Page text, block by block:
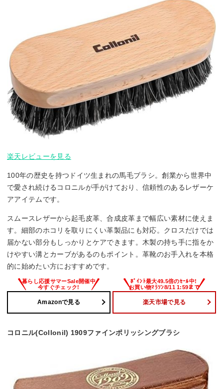
楽天レビューを見る
100年の歴史を持つドイツ生まれの馬毛ブラシ。創業から世界中
で愛され続けるコロニルが手がけており、信頼性のあるレザーケ
アアイテムです。
スムースレザーから起毛皮革、合成皮革まで幅広い素材に使えま
す。細部のホコリを取りにくい革製品にも対応。クロスだけでは
届かない部分もしっかりとケアできます。木製の持ち手に指をか
けやすい溝とカーブがあるのもポイント。革靴のお手入れを本格
的に始めたい方におすすめです。
Amazonで見る 楽天市場で見る
コロニル(Collonil) 1909ファインポリッシングブラシ